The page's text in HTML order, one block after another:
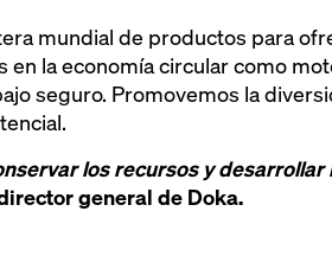
mundial de productos para
la economía circular como
seguro. Promovemos la
los recursos y
general de Doka.